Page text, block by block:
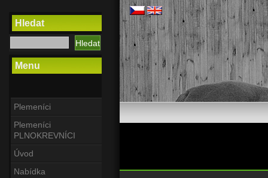
Hledat
Menu
Plemeníci
Plemeníci
PLNOKREVNÍCI
Úvod
Nabídka